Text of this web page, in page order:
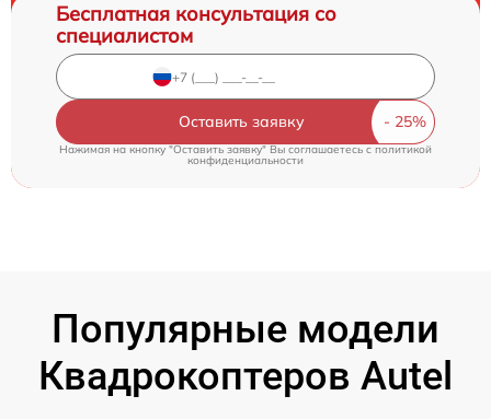
Бесплатная консультация со
специалистом
Оставить заявку
Нажимая на кнопку "Оставить заявку" Вы соглашаетесь c политикой
конфиденциальности
Популярные модели
Квадрокоптеров Autel